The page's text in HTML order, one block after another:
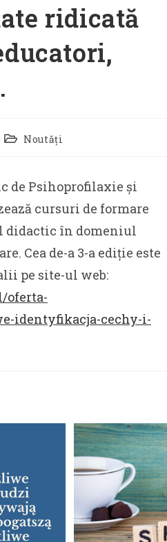
ridicată
Noutăți
de Psihoprofilaxie și
cursuri de formare
didactic în domeniul
Cea de-a 3-a ediție este
pe site-ul web:
oferta-
identyfikacja-cechy-i-